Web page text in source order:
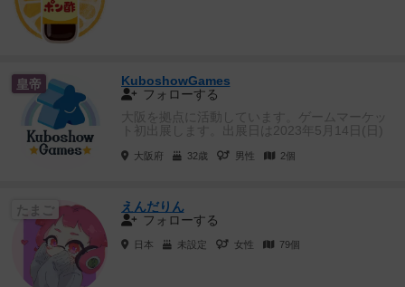
皇帝
KuboshowGames
フォローする
大阪を拠点に活動しています。ゲームマーケッ
ト初出展します。出展日は2023年5月14日(日)
大阪府 32歳 男性 2個
たまご
えんだりん
フォローする
日本 未設定 女性 79個